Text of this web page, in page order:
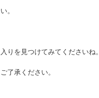
。
りを見つけてみてくださいね。
了承ください。